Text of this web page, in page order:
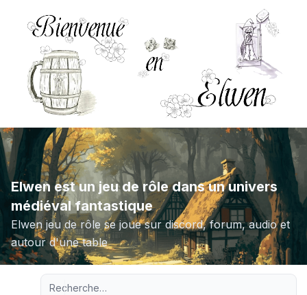
Elwen est un jeu de rôle dans un univers
médiéval fantastique
Elwen jeu de rôle se joue sur discord, forum, audio et
autour d'une table
Recherche avancée